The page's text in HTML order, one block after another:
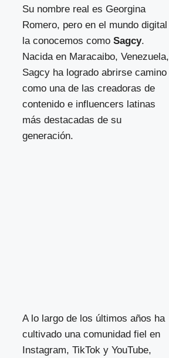
Su nombre real es Georgina
Romero, pero en el mundo digital
la conocemos como Sagcy.
Nacida en Maracaibo, Venezuela,
Sagcy ha logrado abrirse camino
como una de las creadoras de
contenido e influencers latinas
más destacadas de su
generación.
A lo largo de los últimos años ha
cultivado una comunidad fiel en
Instagram, TikTok y YouTube,